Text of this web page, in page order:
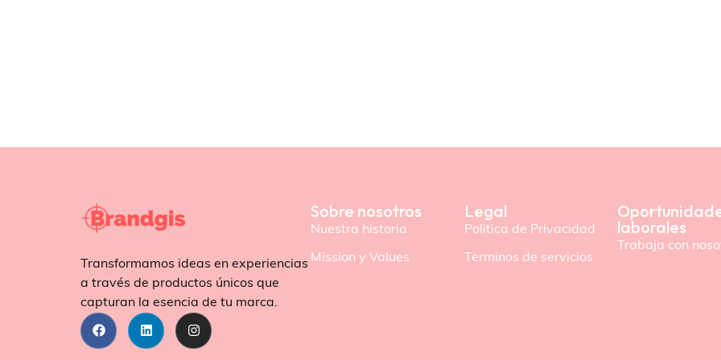
Transformamos ideas en experiencias
a través de productos únicos que
capturan la esencia de tu marca.
Sobre nosotros
Nuestra historia
Mission y Values
Legal
Politica de Privacidad
Terminos de servicios
laborales
Trabaja con